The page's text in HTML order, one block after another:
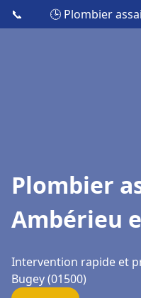
📞 🕒 Plombier
Plombier
Ambérieu
Intervention rapide et
Bugey (01500)